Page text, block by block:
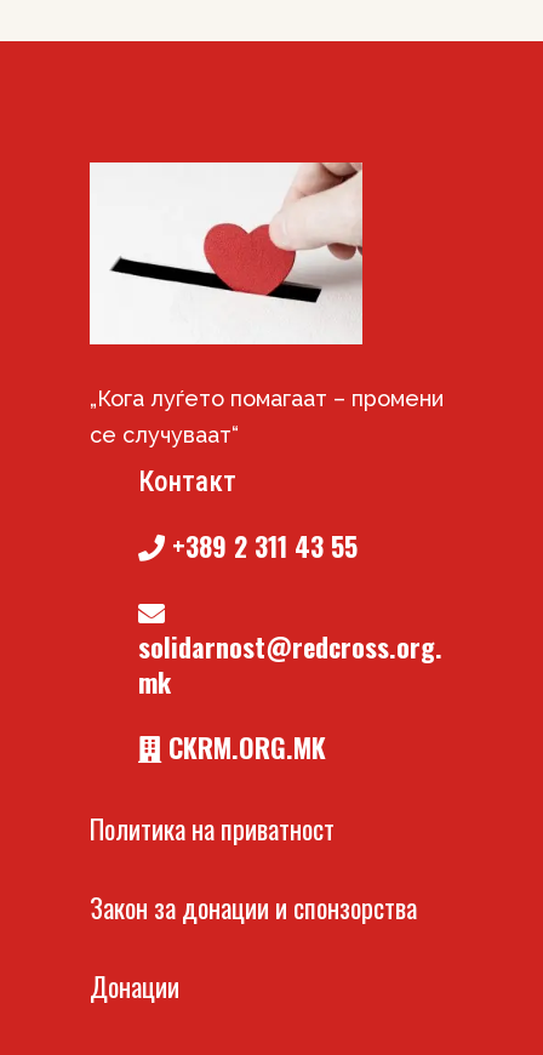
„Кога луѓето помагаат – промени
се случуваат“
Контакт
+389 2 311 43 55
solidarnost@redcross.org.
mk
CKRM.ORG.MK
Политика на приватност
Закон за донации и спонзорства
Донации